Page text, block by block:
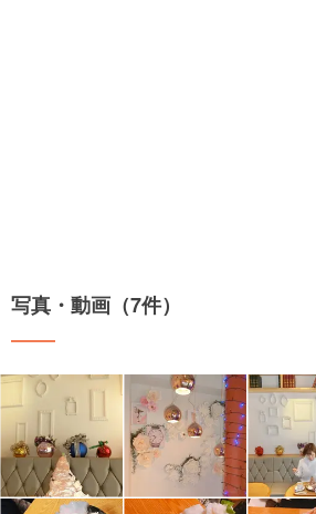
写真・動画（7件）